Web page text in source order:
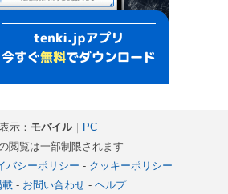
表示： モバイル｜ PC
閲覧は一部制限されます
バシーポリシー - クッキーポリシー
載- お問い合わせ- ヘルプ